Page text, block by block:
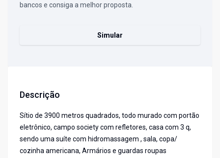
bancos e consiga a melhor proposta.
Simular
Descrição
Sítio de 3900 metros quadrados, todo murado com portão
eletrônico, campo society com refletores, casa com 3 q,
sendo uma suíte com hidromassagem , sala, copa/
cozinha americana, Armários e guardas roupas